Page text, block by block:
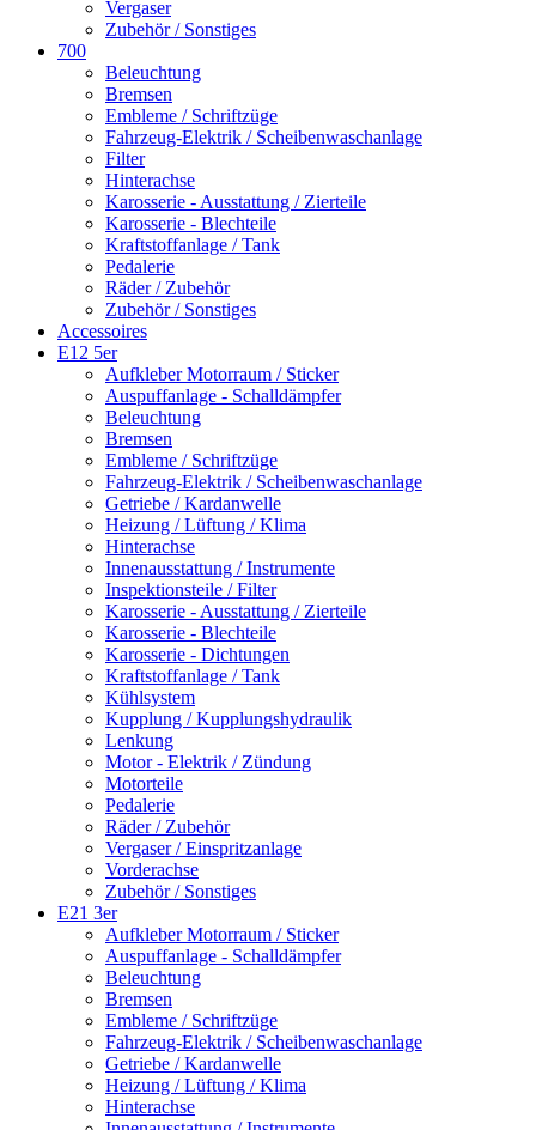
Vergaser
Zubehör / Sonstiges
700
Beleuchtung
Bremsen
Embleme / Schriftzüge
Fahrzeug-Elektrik / Scheibenwaschanlage
Filter
Hinterachse
Karosserie - Ausstattung / Zierteile
Karosserie - Blechteile
Kraftstoffanlage / Tank
Pedalerie
Räder / Zubehör
Zubehör / Sonstiges
Accessoires
E12 5er
Aufkleber Motorraum / Sticker
Auspuffanlage - Schalldämpfer
Beleuchtung
Bremsen
Embleme / Schriftzüge
Fahrzeug-Elektrik / Scheibenwaschanlage
Getriebe / Kardanwelle
Heizung / Lüftung / Klima
Hinterachse
Innenausstattung / Instrumente
Inspektionsteile / Filter
Karosserie - Ausstattung / Zierteile
Karosserie - Blechteile
Karosserie - Dichtungen
Kraftstoffanlage / Tank
Kühlsystem
Kupplung / Kupplungshydraulik
Lenkung
Motor - Elektrik / Zündung
Motorteile
Pedalerie
Räder / Zubehör
Vergaser / Einspritzanlage
Vorderachse
Zubehör / Sonstiges
E21 3er
Aufkleber Motorraum / Sticker
Auspuffanlage - Schalldämpfer
Beleuchtung
Bremsen
Embleme / Schriftzüge
Fahrzeug-Elektrik / Scheibenwaschanlage
Getriebe / Kardanwelle
Heizung / Lüftung / Klima
Hinterachse